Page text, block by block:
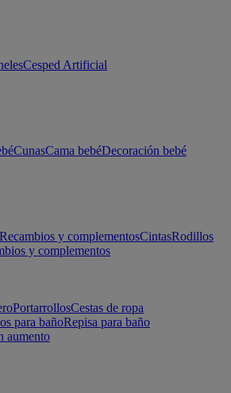
Cesped Artificial
CunasCama bebéDecoración bebé
Recambios y complementosCintasRodillos
y complementos
PortarrollosCestas de ropa
para bañoRepisa para baño
aumento